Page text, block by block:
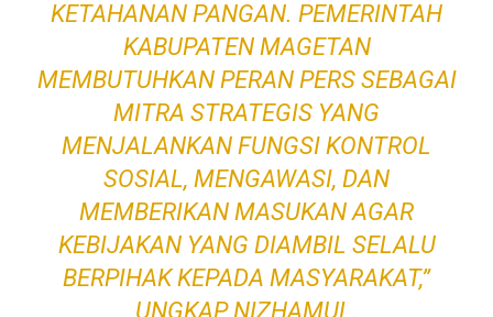
KETAHANAN PANGAN. PEMERINTAH
KABUPATEN MAGETAN
MEMBUTUHKAN PERAN PERS SEBAGAI
MITRA STRATEGIS YANG
MENJALANKAN FUNGSI KONTROL
SOSIAL, MENGAWASI, DAN
MEMBERIKAN MASUKAN AGAR
KEBIJAKAN YANG DIAMBIL SELALU
BERPIHAK KEPADA MASYARAKAT,”
UNGKAP NIZHAMUL.